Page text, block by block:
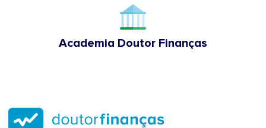
Academia Doutor Finanças